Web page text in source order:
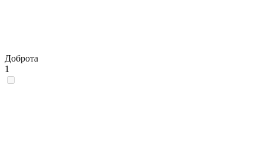
Доброта
1